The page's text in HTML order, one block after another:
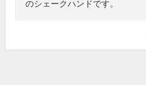
のシェークハンドです。